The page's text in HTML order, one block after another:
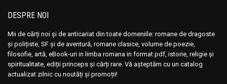
DESPRE NOI
Mii de cărți noi și de anticariat din toate domeniile: romane de dragoste
și polițiste, SF și de aventură, romane clasice, volume de poezie,
filosofie, artă, eBook-uri in limba romana in format pdf, istorie, religie și
spiritualitate, ediții princeps și cărți rare. Vă așteptăm cu un catalog
actualizat zilnic cu noutăți și promoții!